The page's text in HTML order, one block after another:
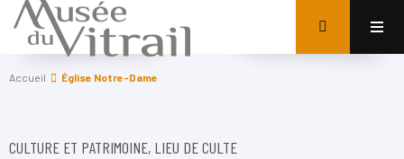
Accueil Église Notre-Dame
CULTURE ET PATRIMOINE, LIEU DE CULTE